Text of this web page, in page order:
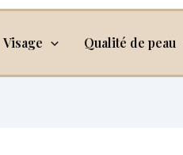
Visage Qualité de peau